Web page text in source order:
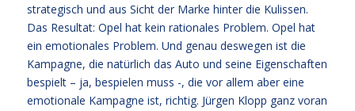
strategisch und aus Sicht der Marke hinter die Kulissen.
Das Resultat: Opel hat kein rationales Problem. Opel hat
ein emotionales Problem. Und genau deswegen ist die
Kampagne, die natürlich das Auto und seine Eigenschaften
bespielt – ja, bespielen muss -, die vor allem aber eine
emotionale Kampagne ist, richtig. Jürgen Klopp ganz voran